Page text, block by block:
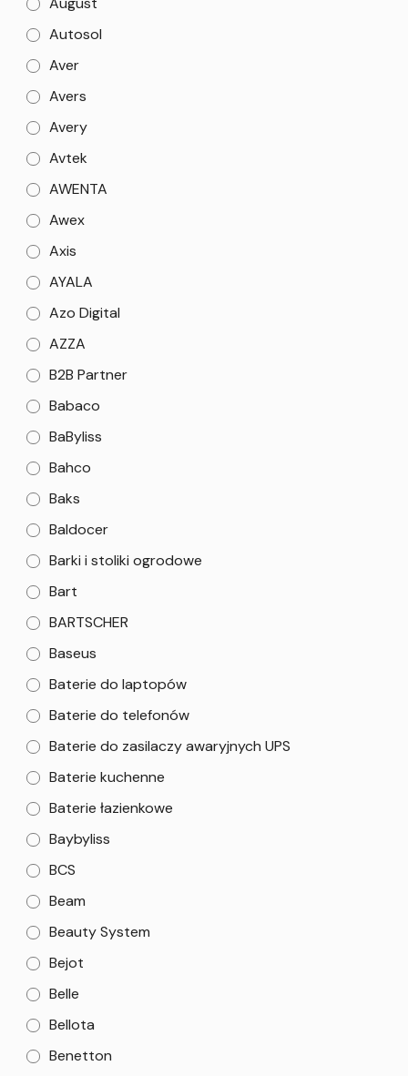
Autosol
Aver
Avers
Avery
Avtek
AWENTA
Awex
Axis
AYALA
Azo Digital
AZZA
B2B Partner
Babaco
BaByliss
Bahco
Baks
Baldocer
Barki i stoliki ogrodowe
Bart
BARTSCHER
Baseus
Baterie do laptopów
Baterie do telefonów
Baterie do zasilaczy awaryjnych UPS
Baterie kuchenne
Baterie łazienkowe
Baybyliss
BCS
Beam
Beauty System
Bejot
Belle
Bellota
Benetton